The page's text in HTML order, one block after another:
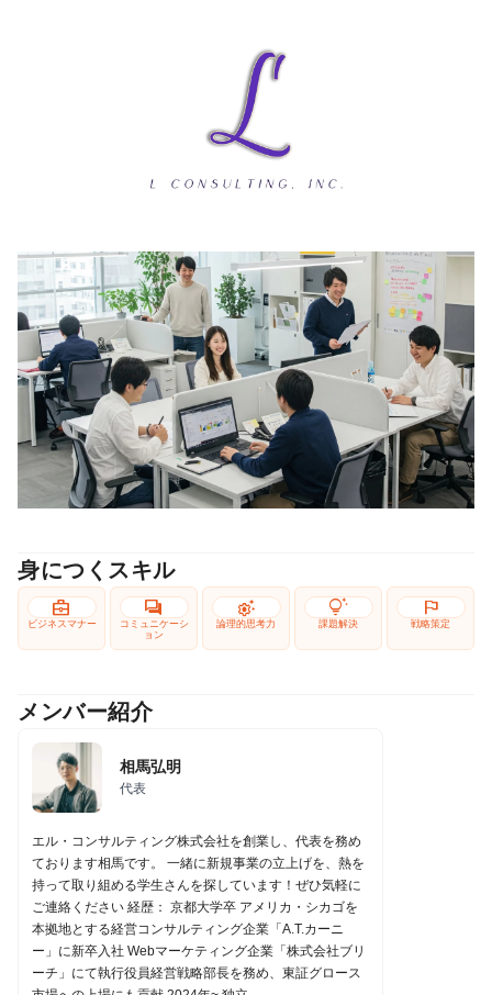
身につくスキル
business_center
ビジネスマナー
forum
コミュニケーシ
ョン
settings_suggest
論理的思考力
tips_and_updates
課題解決
flag
戦略策定
メンバー紹介
相馬弘明
代表
エル・コンサルティング株式会社を創業し、代表を務め
ております相馬です。 一緒に新規事業の立上げを、熱を
持って取り組める学生さんを探しています！ぜひ気軽に
ご連絡ください 経歴： 京都大学卒 アメリカ・シカゴを
本拠地とする経営コンサルティング企業「A.T.カーニ
ー」に新卒入社 Webマーケティング企業「株式会社ブリ
ーチ」にて執行役員経営戦略部長を務め、東証グロース